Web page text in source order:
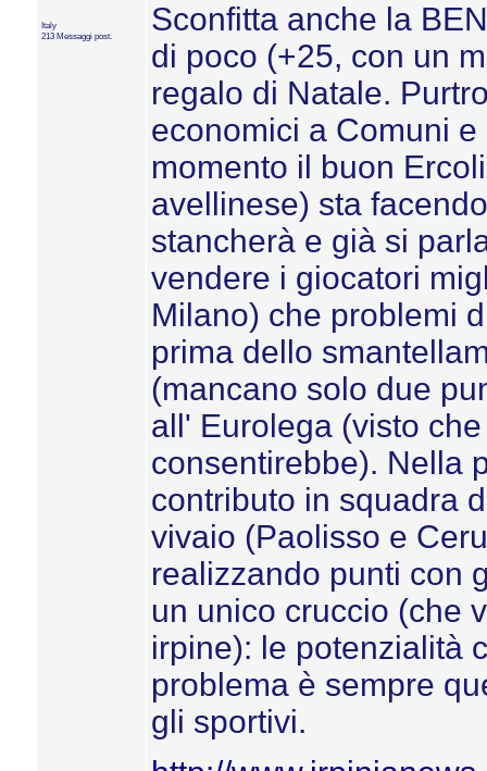
Italy
213 Messaggi post.
Sconfitta anche la
di poco (+25, con un
regalo di Natale.
economici a Comuni
momento il buon
avellinese) sta
stancherà e già si
vendere i giocatori
Milano) che problemi
prima dello
(mancano solo due
all' Eurolega (visto
consentirebbe). Nella
contributo in squadra
vivaio (Paolisso e
realizzando punti con
un unico cruccio (che
irpine): le potenzialità
problema è sempre
gli sportivi.